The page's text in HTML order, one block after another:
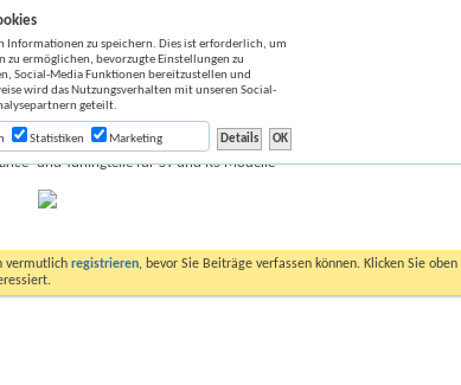
und Tuningteile für ST und RS Modelle
vermutlich registrieren, bevor Sie Beiträge verfassen können. Klicken Sie
Informationen zu speichern. Dies ist erforderlich, um
zu ermöglichen, bevorzugte Einstellungen zu
Social-Media Funktionen bereitzustellen und
wird das Nutzungsverhalten mit unseren Social-
geteilt.
Statistiken Marketing